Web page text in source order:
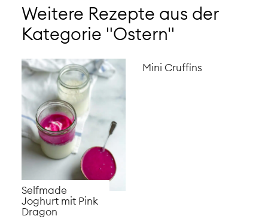
Weitere Rezepte aus der
Kategorie "Ostern"
Selfmade
Joghurt mit Pink
Dragon
Mini Cruffins